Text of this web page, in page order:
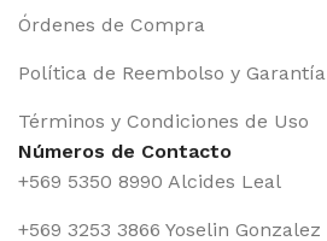
Órdenes de Compra
Política de Reembolso y Garantía
Términos y Condiciones de Uso
Números de Contacto
+569 5350 8990 Alcides Leal
+569 3253 3866 Yoselin Gonzalez